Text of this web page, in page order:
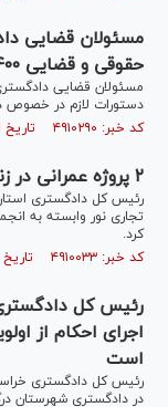
مسئولان قضایی
حقوقی و قضایی ۴۰۰ شهروند رسیدگی کردند
دستورات لازم در خصوص
کد خبر: ۴۹۱۰۲۹۰ تاریخ انتشار : ۱۴۰۵/۰۵/۰۵
۲ پروژه عمرانی در زندان قوچان افتتاح شد
رئیس کل دادگستری
تجاری نور وابسته به
کرد.
کد خبر: ۴۹۱۰۰۳۳ تاریخ انتشار : ۱۴۰۵/۰۵/۰۴
رئیس کل
اجرای احکام از
است
رئیس کل دادگستری
در دادگستری شهرستان